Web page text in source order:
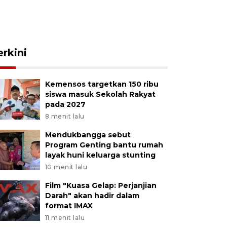
Kemensos targetkan 150 ribu
siswa masuk Sekolah Rakyat
pada 2027
8 menit lalu
Mendukbangga sebut
Program Genting bantu rumah
layak huni keluarga stunting
10 menit lalu
Film "Kuasa Gelap: Perjanjian
Darah" akan hadir dalam
format IMAX
11 menit lalu